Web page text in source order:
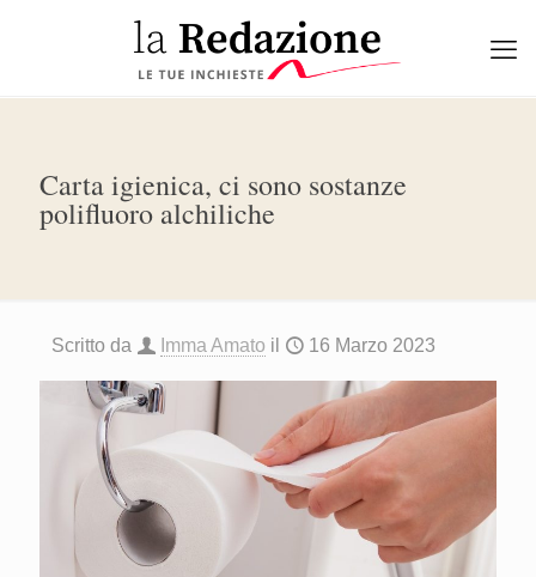
Carta igienica, ci sono sostanze
polifluoro alchiliche
Scritto da Imma Amato il 16 Marzo 2023